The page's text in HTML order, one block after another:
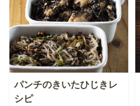
パンチのきいたひじきレ
シピ